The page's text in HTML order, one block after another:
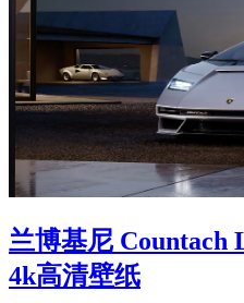
兰博基尼 Countach
4k高清壁纸